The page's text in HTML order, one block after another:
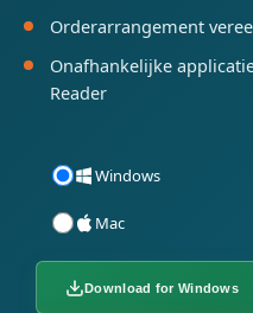
Orderarrangement
Onafhankelijke
Reader
Windows
Mac
Download for Windows